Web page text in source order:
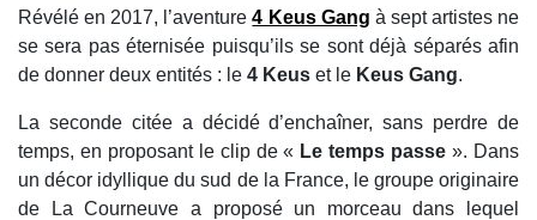
Révélé en 2017, l’aventure4 Keus Gang à sept artistes ne
se sera pas éternisée puisqu’ils se sont déjà séparés afin
de donner deux entités : le 4 Keus et le Keus Gang.
La seconde citée a décidé d’enchaîner, sans perdre de
temps, en proposant le clip de « Le temps passe ». Dans
un décor idyllique du sud de la France, le groupe originaire
de La Courneuve a proposé un morceau dans lequel